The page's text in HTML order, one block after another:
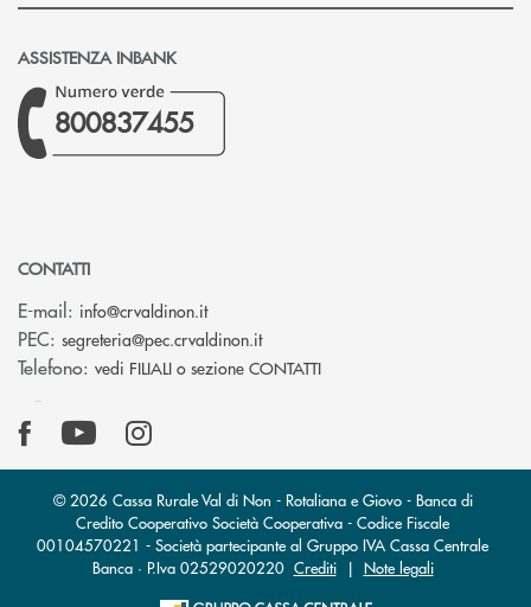
ASSISTENZA INBANK
800837455
CONTATTI
E-mail: info@crvaldinon.it(si apre l’app di posta elettronica)
PEC: segreteria@pec.crvaldinon.it(si apre l’app di posta
Telefono: vedi FILIALI o sezione CONTATTI
© 2026 Cassa Rurale Val di Non - Rotaliana e Giovo - Banca di
Credito Cooperativo Società Cooperativa - Codice Fiscale
00104570221 - Società partecipante al Gruppo IVA Cassa Centrale
Banca · P.Iva 02529020220 Crediti| Note legali